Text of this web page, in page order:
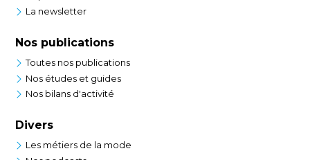
La newsletter
Nos publications
Toutes nos publications
Nos études et guides
Nos bilans d'activité
Divers
Les métiers de la mode